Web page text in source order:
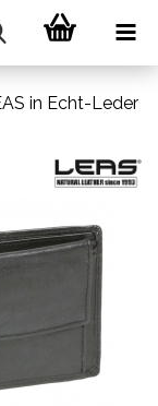
in Echt-Leder